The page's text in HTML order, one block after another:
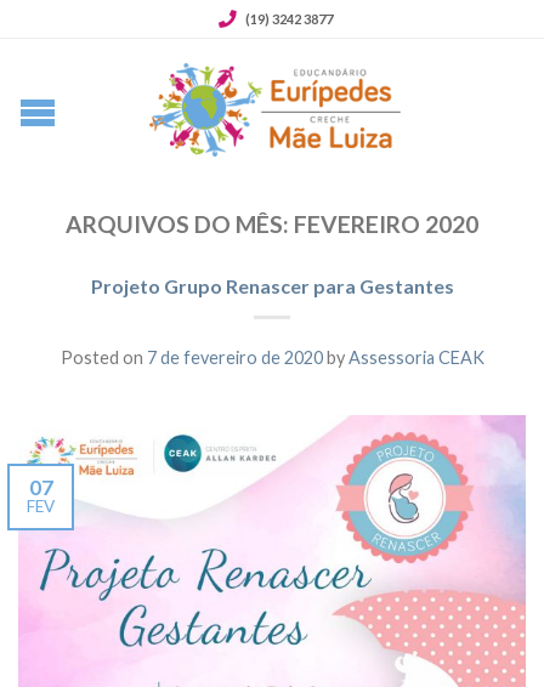
(19) 3242 3877
ARQUIVOS DO MÊS: FEVEREIRO 2020
Projeto Grupo Renascer para Gestantes
Posted on 7 de fevereiro de 2020byAssessoria CEAK
07
FEV